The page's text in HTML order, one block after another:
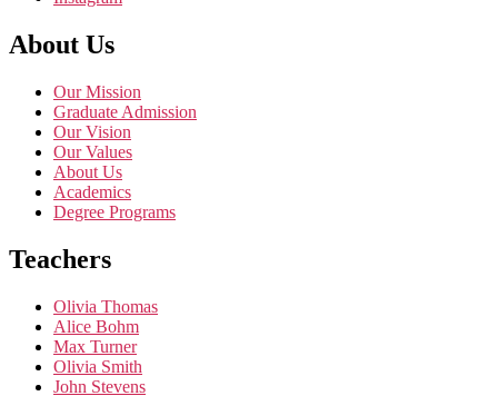
About Us
Our Mission
Graduate Admission
Our Vision
Our Values
About Us
Academics
Degree Programs
Teachers
Olivia Thomas
Alice Bohm
Max Turner
Olivia Smith
John Stevens